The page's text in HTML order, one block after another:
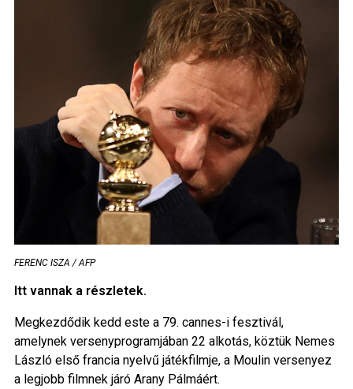
FERENC ISZA / AFP
Itt vannak a részletek.
Megkezdődik kedd este a 79. cannes-i fesztivál,
amelynek versenyprogramjában 22 alkotás, köztük Nemes
László első francia nyelvű játékfilmje, a Moulin versenyez
a legjobb filmnek járó Arany Pálmáért.